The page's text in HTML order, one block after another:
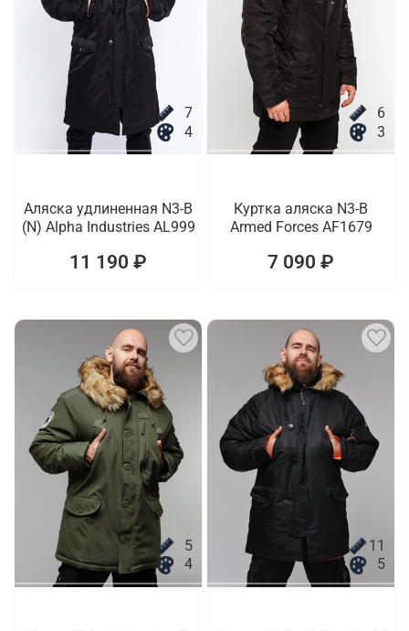
7
4
Аляска удлиненная N3-B
(N) Alpha Industries AL999
11 190 ₽
6
3
Куртка аляска N3-B
Armed Forces AF1679
7 090 ₽
5
4
11
5